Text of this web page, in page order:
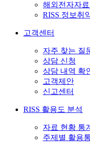
해외전자자
RISS 정보취
고객센터
자주 찾는 질
상담 신청
상담 내역 확
고객제안
신고센터
RISS 활용도 분석
자료 현황 통
주제별 활용